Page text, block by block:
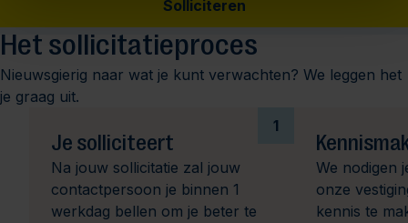
Solliciteren
Het sollicitatieproces
Nieuwsgierig naar wat je kunt verwachten? We leggen het
je graag uit.
1
Je solliciteert
Na jouw sollicitatie zal jouw
contactpersoon je binnen 1
werkdag bellen om je beter te
We nodigen
onze
kennis te